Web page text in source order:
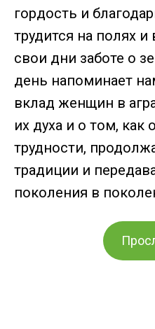
гордость и
трудится на полях
свои дни заботе о
день напоминает
вклад женщин в
их духа и о том, как
трудности,
традиции и
поколения в